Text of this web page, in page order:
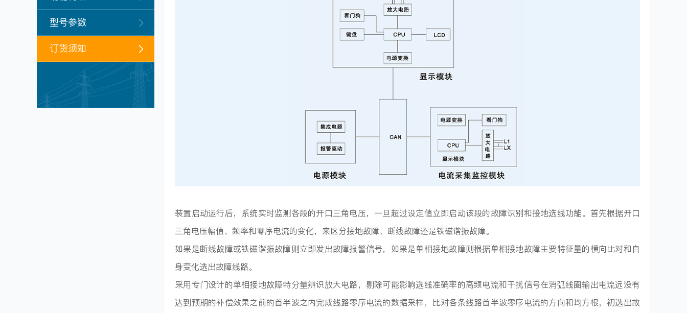
型号参数
订货须知
装置启动运行后，系统实时监测各段的开口三角电压，一旦超过设定值立即启动该段的故障识别和接地选线功能。首先根据开口
三角电压幅值、频率和零序电流的变化，来区分接地故障、断线故障还是铁磁谐振故障。
如果是断线故障或铁磁谐振故障则立即发出故障报警信号，如果是单相接地故障则根据单相接地故障主要特征量的横向比对和自
身变化选出故障线路。
采用专门设计的单相接地故障特分量辨识放大电路，剔除可能影响选线准确率的高频电流和干扰信号在消弧线圈输出电流远没有
达到预期的补偿效果之前的首半波之内完成线路零序电流的数据采样，比对各条线路首半波零序电流的方向和均方根，初选出故